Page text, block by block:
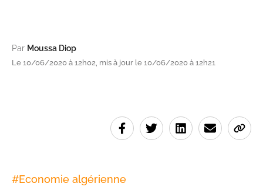
Par Moussa Diop
Le 10/06/2020 à 12h02, mis à jour le 10/06/2020 à 12h21
#Economie algérienne